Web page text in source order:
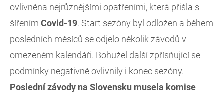
ovlivněna nejrůznějšími opatřeními, která přišla s
šířením Covid-19. Start sezóny byl odložen a během
posledních měsíců se odjelo několik závodů v
omezeném kalendáři. Bohužel další zpřísňující se
podmínky negativně ovlivnily i konec sezóny.
Poslední závody na Slovensku musela komise